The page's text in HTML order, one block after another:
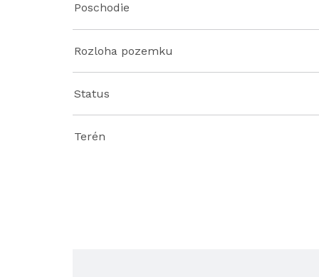
Poschodie
Rozloha pozemku
Status
Terén